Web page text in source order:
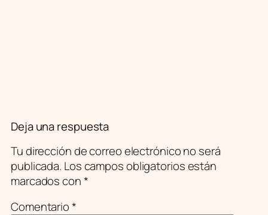
Deja una respuesta
Tu dirección de correo electrónico no será
publicada. Los campos obligatorios están
marcados con*
Comentario*